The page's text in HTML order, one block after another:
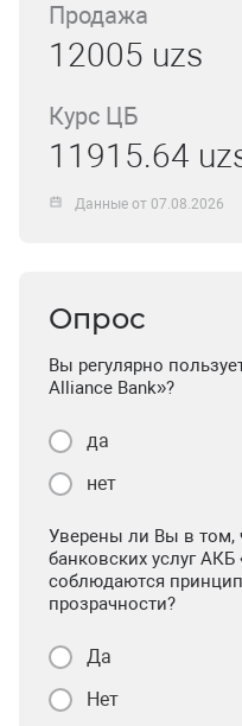
Продажа
12005 uzs
Курс ЦБ
11915.64
Данные от 07.08.2026
Опрос
Вы регулярно
Alliance Bank»?
да
нет
Уверены ли Вы в том,
банковских услуг
соблюдаются
прозрачности?
Да
Нет